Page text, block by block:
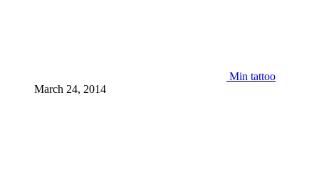
Min tattoo
March 24, 2014